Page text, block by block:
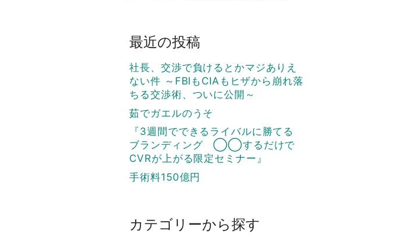
最近の投稿
社長、交渉で負けるとかマジありえ
ない件 ～FBIもCIAもヒザから崩れ落
ちる交渉術、ついに公開～
茹でガエルのうそ
『3週間でできるライバルに勝てる
ブランディング ◯◯するだけで
CVRが上がる限定セミナー』
手術料150億円
カテゴリーから探す